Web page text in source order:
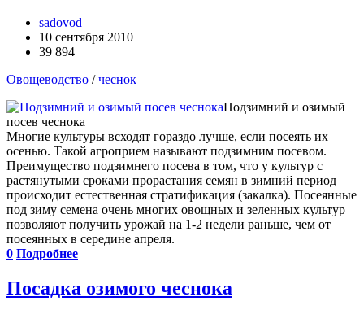
sadovod
10 сентября 2010
39 894
Овощеводство /чеснок
Подзимний и озимый
посев чеснока
Многие культуры всходят гораздо лучше, если посеять их
осенью. Такой агроприем называют подзимним посевом.
Преимущество подзимнего посева в том, что у культур с
растянутыми сроками прорастания семян в зимний период
происходит естественная стратификация (закалка). Посеянные
под зиму семена очень многих овощных и зеленных культур
позволяют получить урожай на 1-2 недели раньше, чем от
посеянных в середине апреля.
0 Подробнее
Посадка озимого чеснока